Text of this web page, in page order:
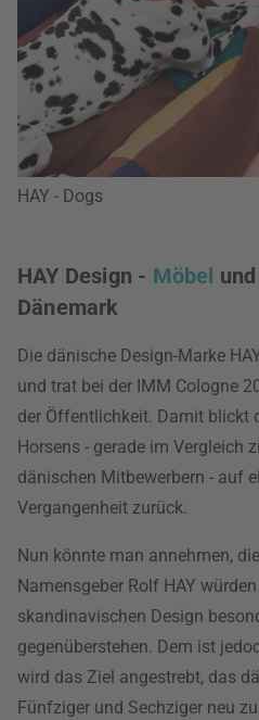
HAY - Dogs
HAY Design - Möbel
Dänemark
Die dänische Design-Marke
und trat bei der IMM Cologne
der Öffentlichkeit. Damit blickt
Horsens - gerade im Vergleich
dänischen Mitbewerbern - auf
Vergangenheit zurück.
Nun könnte man annehmen,
Namensgeber Rolf HAY
skandinavischen Design
gegenüberstehen. Dem ist
wird das Ziel angestrebt, das
Fünfziger und Sechziger neu